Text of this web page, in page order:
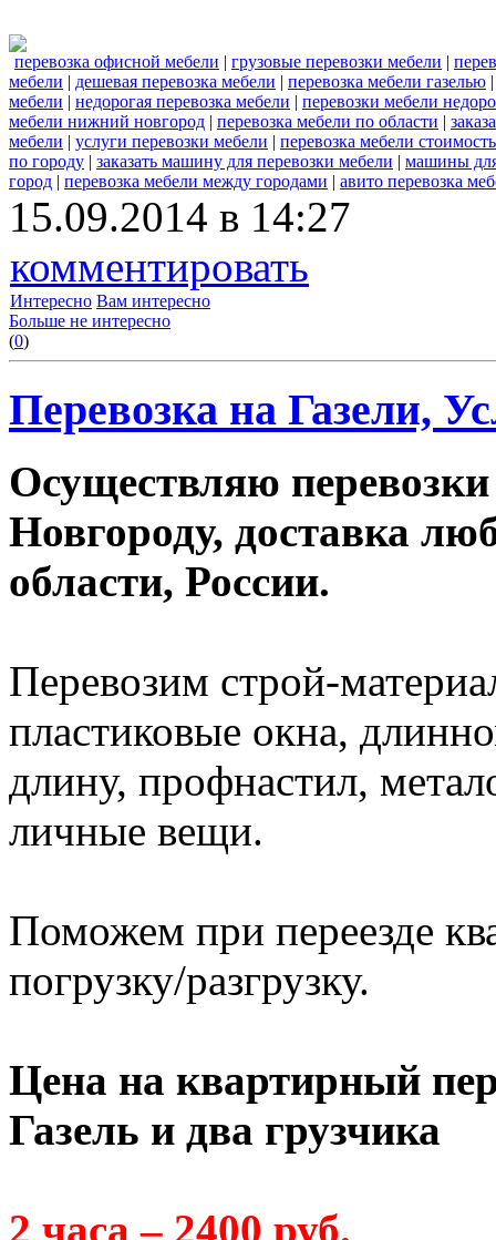
перевозка офисной мебели | грузовые перевозки мебели |
мебели | дешевая перевозка мебели | перевозка мебели газелью
мебели | недорогая перевозка мебели | перевозки мебели
мебели нижний новгород | перевозка мебели по области |
мебели | услуги перевозки мебели | перевозка мебели стоимость
по городу | заказать машину для перевозки мебели | машины
город | перевозка мебели между городами | авито перевозка
15.09.2014 в 14:27
комментировать
Интересно Вам интересно
Больше не интересно
(0)
Перевозка на Газели,
Осуществляю
Новгороду, доставка
области, России.
Перевозим строй-
пластиковые окна,
длину, профнастил,
личные вещи.
Поможем при переезде
погрузку/разгрузку.
Цена на квартирный
Газель и два грузчика
2 часа – 2400 руб.